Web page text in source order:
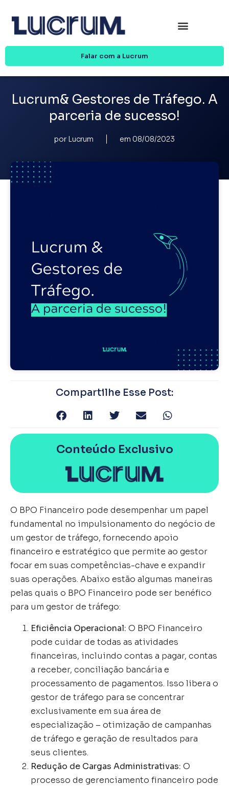
Falar com a Lucrum
Lucrum& Gestores de Tráfego. A
parceria de sucesso!
por Lucrum em 08/08/2023
Compartilhe Esse Post:
Conteúdo Exclusivo
O BPO Financeiro pode desempenhar um papel
fundamental no impulsionamento do negócio de
um gestor de tráfego, fornecendo apoio
financeiro e estratégico que permite ao gestor
focar em suas competências-chave e expandir
suas operações. Abaixo estão algumas maneiras
pelas quais o BPO Financeiro pode ser benéfico
para um gestor de tráfego:
Eficiência Operacional: O BPO Financeiro
pode cuidar de todas as atividades
financeiras, incluindo contas a pagar, contas
a receber, conciliação bancária e
processamento de pagamentos. Isso libera o
gestor de tráfego para se concentrar
exclusivamente em sua área de
especialização – otimização de campanhas
de tráfego e geração de resultados para
seus clientes.
Redução de Cargas Administrativas: O
processo de gerenciamento financeiro pode